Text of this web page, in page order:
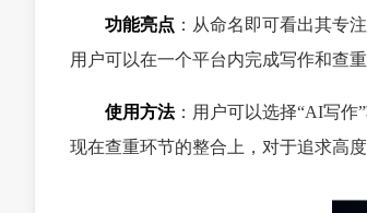
功能亮点 ：从命名即可看出其专
用户可以在一个平台内完成写作和查
使用方法：用户可以选择“AI写作
现在查重环节的整合上，对于追求高